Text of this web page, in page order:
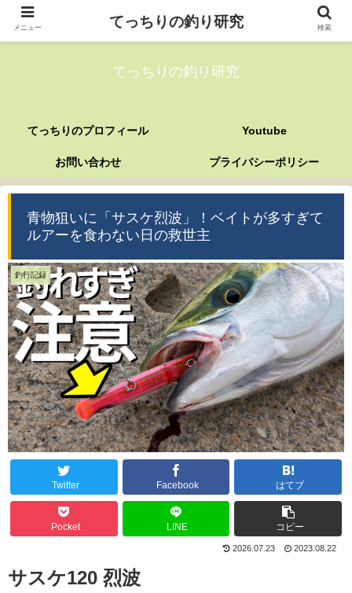
てっちりの釣り研究
てっちりのプロフィール Youtube
お問い合わせ プライバシーポリシー
青物狙いに「サスケ烈波」！ベイトが多すぎて
ルアーを食わない日の救世主
釣行記録
Twitter Facebook はてブ
Pocket LINE コピー
2026.07.23 2023.08.22
サスケ120 烈波
メニュー てっちりの釣り研究 検索